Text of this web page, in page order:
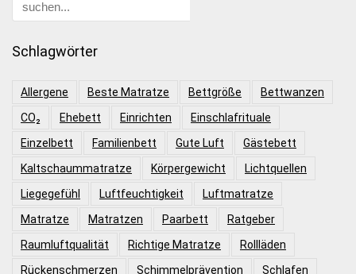
Schlagwörter
Allergene Beste Matratze Bettgröße
Bettwanzen
CO₂
Ehebett Einrichten
Einschlafrituale
Einzelbett
Familienbett Gute Luft
Gästebett
Kaltschaummatratze
Körpergewicht
Lichtquellen
Liegegefühl
Luftfeuchtigkeit
Luftmatratze
Matratze
Matratzen Paarbett
Ratgeber
Raumluftqualität
Richtige Matratze
Rollläden
Rückenschmerzen
Schimmelprävention Schlafen